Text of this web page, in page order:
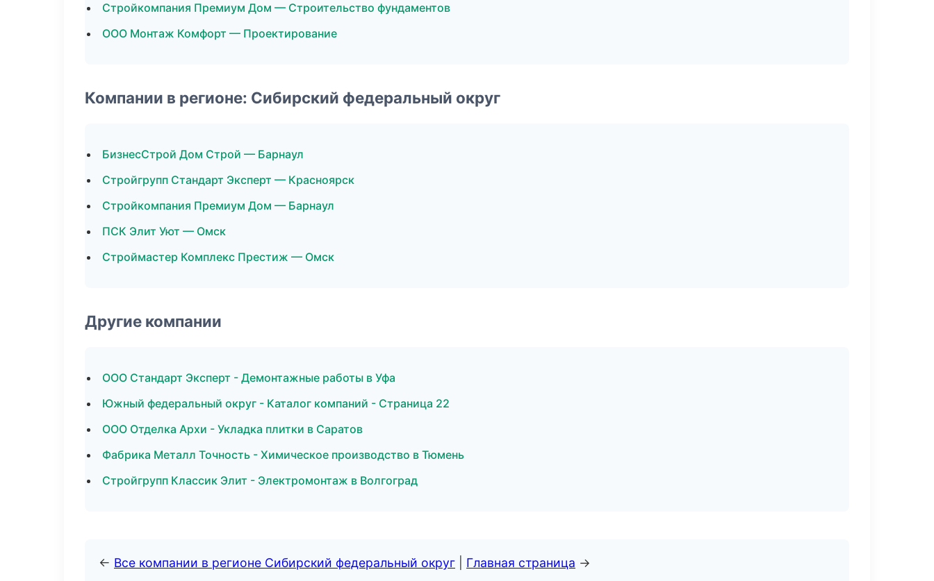
Стройкомпания Премиум Дом — Строительство фундаментов
ООО Монтаж Комфорт — Проектирование
Компании в регионе: Сибирский федеральный округ
БизнесСтрой Дом Строй — Барнаул
Стройгрупп Стандарт Эксперт — Красноярск
Стройкомпания Премиум Дом — Барнаул
ПСК Элит Уют — Омск
Строймастер Комплекс Престиж — Омск
Другие компании
ООО Стандарт Эксперт - Демонтажные работы в Уфа
Южный федеральный округ - Каталог компаний - Страница 22
ООО Отделка Архи - Укладка плитки в Саратов
Фабрика Металл Точность - Химическое производство в Тюмень
Стройгрупп Классик Элит - Электромонтаж в Волгоград
← Все компании в регионе Сибирский федеральный округ Главная страница →